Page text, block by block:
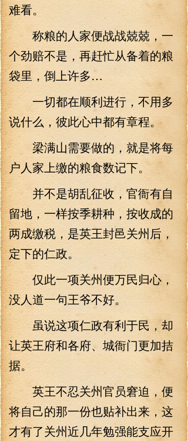
难看。
称粮的人家便战战兢兢，一
个劲赔不是，再赶忙从备着的粮
袋里，倒上许多…
一切都在顺利进行，不用多
说什么，彼此心中都有章程。
梁满山需要做的，就是将每
户人家上缴的粮食数记下。
并不是胡乱征收，官衙有自
留地，一样按季耕种，按收成的
两成缴税，是英王封邑关州后，
定下的仁政。
仅此一项关州便万民归心，
没人道一句王爷不好。
虽说这项仁政有利于民，却
让英王府和各府、城衙门更加拮
据。
英王不忍关州官员窘迫，便
将自己的那一份也贴补出来，这
才有了关州近几年勉强能支应开